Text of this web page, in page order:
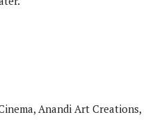
Anandi Art Creations,